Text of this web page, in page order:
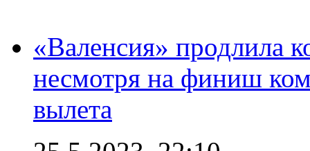
«Валенсия» продлила
несмотря на финиш
вылета